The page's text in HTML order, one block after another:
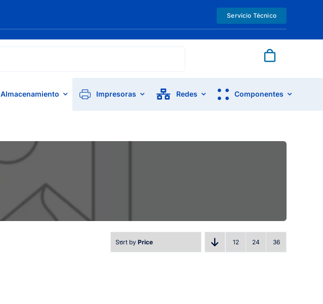
Servicio Técnico
Almacenamiento Impresoras Redes Componentes
Sort byPrice 12 24 36